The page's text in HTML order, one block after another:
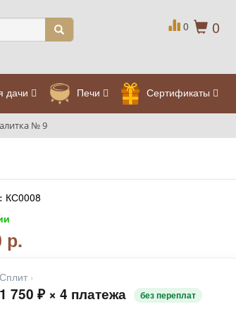
0
0
дачи Печи Сертификаты
№ 9
КС0008
р.
Сплит ›
1 750 ₽ × 4 платежа без переплат